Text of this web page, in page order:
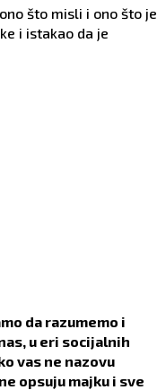
što misli i ono što je
i istakao da je
da razumemo i
u eri socijalnih
vas ne nazovu
opsuju majku i sve